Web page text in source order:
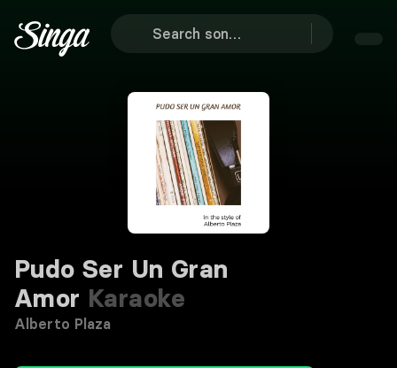
Pudo Ser Un Gran
Amor Karaoke
Alberto Plaza